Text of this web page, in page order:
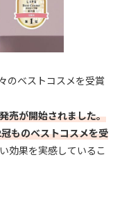
のベストコスメを受賞
売が開始されました。
ものベストコスメを受
効果を実感しているこ